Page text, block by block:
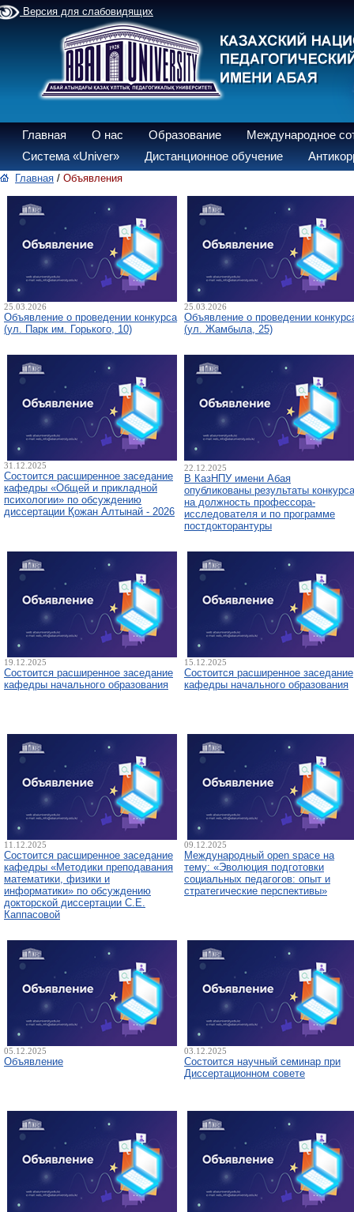
Версия для слабовидящих
Главная О нас Образование
Международное
Система «Univer»
Дистанционное обучение
Главная / Объявления
25.03.2026
Объявление о проведении конкурса
(ул. Парк им. Горького, 10)
25.03.2026
Объявление о проведении
(ул. Жамбыла, 25)
31.12.2025
Состоится расширенное заседание
кафедры «Общей и прикладной
психологии» по обсуждению
диссертации Қожан Алтынай - 2026
22.12.2025
В КазНПУ имени Абая
опубликованы результаты конкурса
на должность профессора-
исследователя и по программе
постдокторантуры
19.12.2025
Состоится расширенное заседание
кафедры начального образования
15.12.2025
Состоится расширенное заседание
кафедры начального образования
11.12.2025
Состоится расширенное заседание
кафедры «Методики преподавания
математики, физики и
информатики» по обсуждению
докторской диссертации С.Е.
Каппасовой
09.12.2025
Международный open space на
тему: «Эволюция подготовки
социальных педагогов: опыт и
стратегические перспективы»
05.12.2025
Объявление
03.12.2025
Состоится научный семинар при
Диссертационном совете